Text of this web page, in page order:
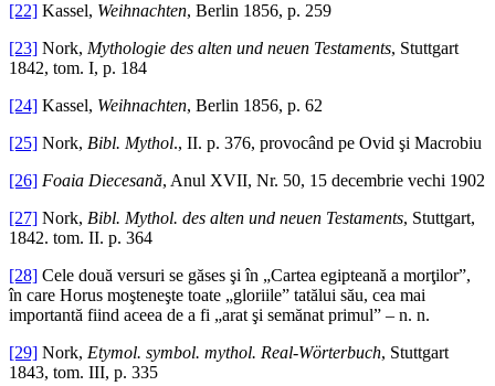
[22] Kassel, Weihnachten, Berlin 1856, p. 259
[23] Nork, Mythologie des alten und neuen Testaments, Stuttgart
1842, tom. I, p. 184
[24] Kassel, Weihnachten, Berlin 1856, p. 62
[25] Nork, Bibl. Mythol., II. p. 376, provocând pe Ovid şi Macrobiu
[26] Foaia Diecesană, Anul XVII, Nr. 50, 15 decembrie vechi 1902
[27] Nork, Bibl. Mythol. des alten und neuen Testaments, Stuttgart,
1842. tom. II. p. 364
[28] Cele două versuri se găses şi în „Cartea egipteană a morţilor”,
în care Horus moşteneşte toate „gloriile” tatălui său, cea mai
importantă fiind aceea de a fi „arat şi semănat primul” – n. n.
[29] Nork, Etymol. symbol. mythol. Real-Wörterbuch, Stuttgart
1843, tom. III, p. 335